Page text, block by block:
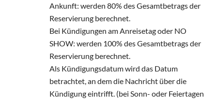
Ankunft: werden 80% des Gesamtbetrags der
Reservierung berechnet.
Bei Kündigungen am Anreisetag oder NO
SHOW: werden 100% des Gesamtbetrags der
Reservierung berechnet.
Als Kündigungsdatum wird das Datum
betrachtet, an dem die Nachricht über die
Kündigung eintrifft. (bei Sonn- oder Feiertagen